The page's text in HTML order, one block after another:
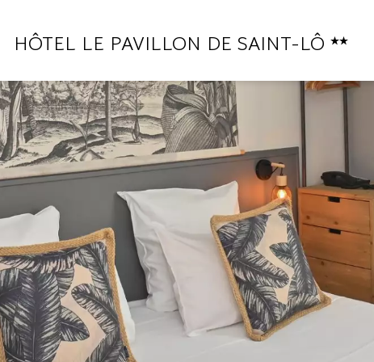
HÔTEL LE PAVILLON DE SAINT-LÔ